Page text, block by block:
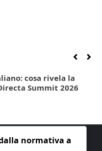
cosa rivela la
Summit 2026
normativa a